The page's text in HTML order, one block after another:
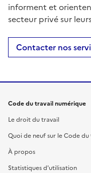
informent et
secteur privé sur
Contacter nos
Code du travail numérique
Le droit du travail
Quoi de neuf sur le Code
À propos
Statistiques d'utilisation